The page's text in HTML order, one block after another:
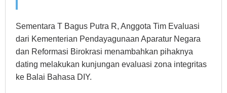
Sementara T Bagus Putra R, Anggota Tim Evaluasi
dari Kementerian Pendayagunaan Aparatur Negara
dan Reformasi Birokrasi menambahkan pihaknya
dating melakukan kunjungan evaluasi zona integritas
ke Balai Bahasa DIY.